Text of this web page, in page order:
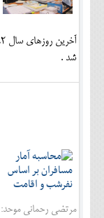
شد .
مرتضی رحمانی موحد: